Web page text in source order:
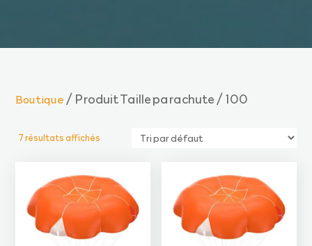
Boutique / Produit Taille parachute / 100
7 résultats affichés